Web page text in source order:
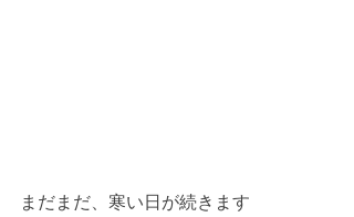
まだまだ、寒い日が続きます